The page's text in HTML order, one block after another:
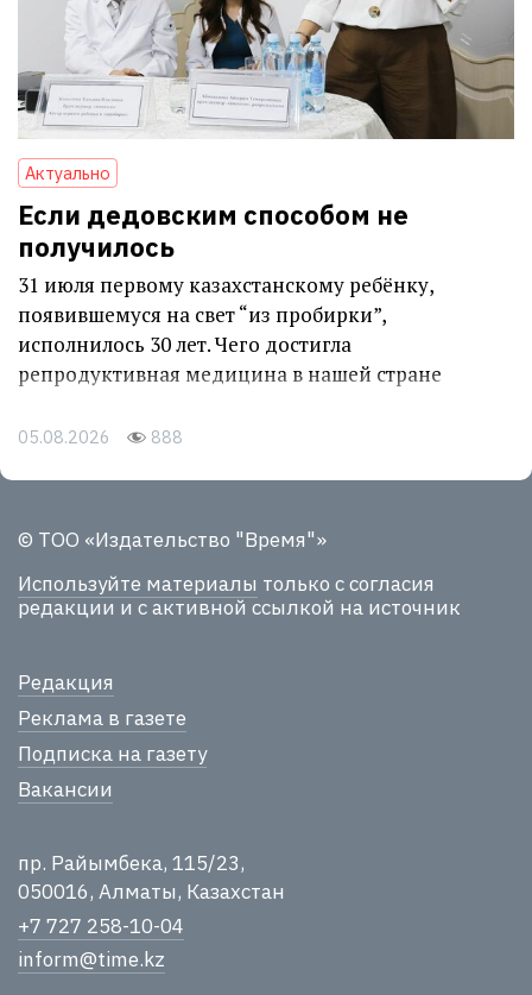
Актуально
Если дедовским способом не
получилось
31 июля первому казахстанскому ребёнку,
появившемуся на свет “из пробирки”,
исполнилось 30 лет. Чего достигла
репродуктивная медицина в нашей стране
05.08.2026 888
© ТОО «Издательство "Время"»
Используйте материалы только с согласия
редакции и с активной ссылкой на источник
Редакция
Реклама в газете
Подписка на газету
Вакансии
пр. Райымбека, 115/23,
050016, Алматы, Казахстан
+7 727 258-10-04
inform@time.kz